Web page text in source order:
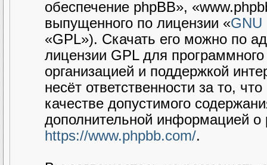
обеспечение phpBB»,
выпущенного по лицензии «GNU
«GPL»). Скачать его можно по
лицензии GPL для
организацией и поддержкой
несёт ответственности за то,
качестве допустимого
дополнительной информацией
https://www.phpbb.com/.